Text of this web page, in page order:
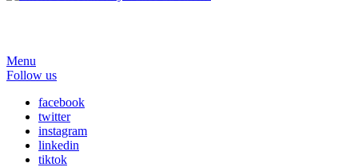
Menu
Follow us
facebook
twitter
instagram
linkedin
tiktok